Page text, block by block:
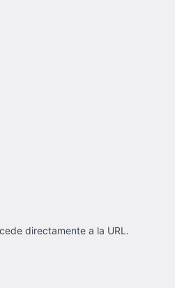
directamente a la URL.